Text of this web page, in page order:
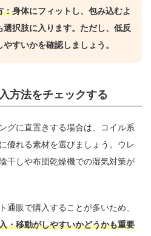
：身体にフィットし、包み込むよ
選択肢に入ります。ただし、低反
すいかを確認しましょう。
方法をチェックする
グに直置きする場合は、コイル系
優れる素材を選びましょう。ウレ
干しや布団乾燥機での湿気対策が
通販で購入することが多いため、
・移動がしやすいかどうかも重要